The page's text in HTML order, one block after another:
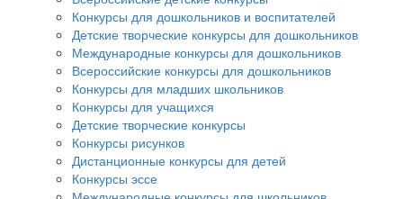
Конкурсы для дошкольников и воспитателей
Детские творческие конкурсы для дошкольников
Международные конкурсы для дошкольников
Всероссийские конкурсы для дошкольников
Конкурсы для младших школьников
Конкурсы для учащихся
Детские творческие конкурсы
Конкурсы рисунков
Дистанционные конкурсы для детей
Конкурсы эссе